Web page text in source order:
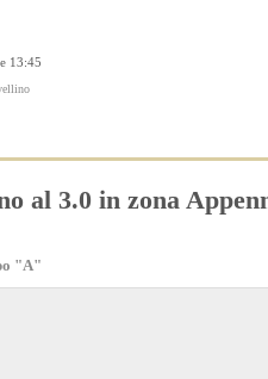
13:45
al 3.0 in zona
"A"